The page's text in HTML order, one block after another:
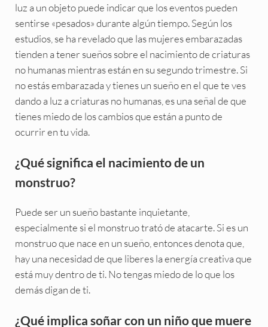
luz a un objeto puede indicar que los eventos pueden
sentirse «pesados» durante algún tiempo. Según los
estudios, se ha revelado que las mujeres embarazadas
tienden a tener sueños sobre el nacimiento de criaturas
no humanas mientras están en su segundo trimestre. Si
no estás embarazada y tienes un sueño en el que te ves
dando a luz a criaturas no humanas, es una señal de que
tienes miedo de los cambios que están a punto de
ocurrir en tu vida.
¿Qué significa el nacimiento de un
monstruo?
Puede ser un sueño bastante inquietante,
especialmente si el monstruo trató de atacarte. Si es un
monstruo que nace en un sueño, entonces denota que,
hay una necesidad de que liberes la energía creativa que
está muy dentro de ti. No tengas miedo de lo que los
demás digan de ti.
¿Qué implica soñar con un niño que muere